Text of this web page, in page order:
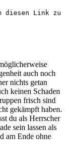
diesen Link zu
auch noch
nichts getan
keinen Schaden
frisch sind
gekämpft haben.
du als Herrscher
sein lassen als
am Ende ohne